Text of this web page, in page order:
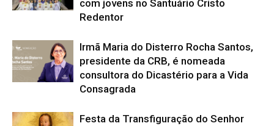
com jovens no Santuário Cristo
Redentor
Irmã Maria do Disterro Rocha Santos,
presidente da CRB, é nomeada
consultora do Dicastério para a Vida
Consagrada
Festa da Transfiguração do Senhor